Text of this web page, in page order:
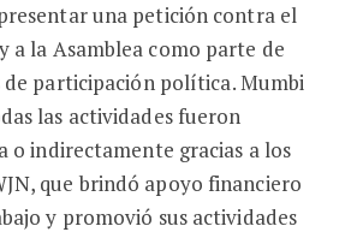
una petición contra el
a la Asamblea como parte de
de participación política. Mumbi
las actividades fueron
o indirectamente gracias a los
que brindó apoyo financiero
y promovió sus actividades